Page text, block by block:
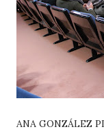
ANA GONZÁLEZ